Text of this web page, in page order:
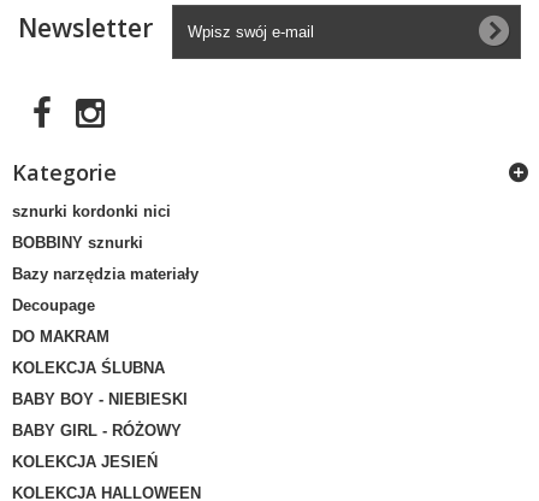
Newsletter
Kategorie
sznurki kordonki nici
BOBBINY sznurki
Bazy narzędzia materiały
Decoupage
DO MAKRAM
KOLEKCJA ŚLUBNA
BABY BOY - NIEBIESKI
BABY GIRL - RÓŻOWY
KOLEKCJA JESIEŃ
KOLEKCJA HALLOWEEN